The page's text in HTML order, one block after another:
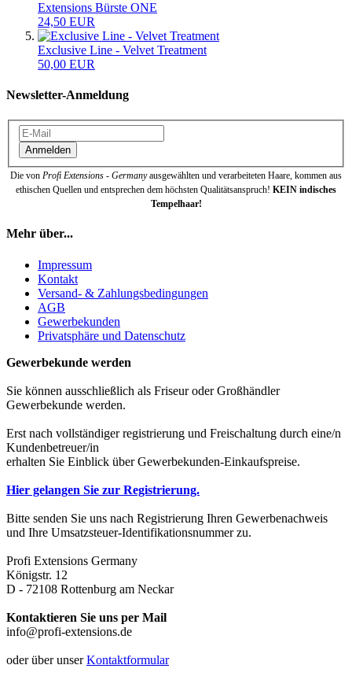
Extensions Bürste ONE
24,50 EUR
Exclusive Line - Velvet Treatment
50,00 EUR
Newsletter-Anmeldung
Anmelden
Die von Profi Extensions - Germanyausgewählten und verarbeiteten Haare, kommen aus
ethischen Quellen und entsprechen dem höchsten Qualitätsanspruch! KEIN indisches
Tempelhaar!
Mehr über...
Impressum
Kontakt
Versand- & Zahlungsbedingungen
AGB
Gewerbekunden
Privatsphäre und Datenschutz
Gewerbekunde werden
Sie können ausschließlich als Friseur oder Großhändler
Gewerbekunde werden.
Erst nach vollständiger registrierung und Freischaltung durch eine/n
Kundenbetreuer/in
erhalten Sie Einblick über Gewerbekunden-Einkaufspreise.
Hier gelangen Sie zur Registrierung.
Bitte senden Sie uns nach Registrierung Ihren Gewerbenachweis
und Ihre Umsatzsteuer-Identifikationsnummer zu.
Profi Extensions Germany
Königstr. 12
D - 72108 Rottenburg am Neckar
Kontaktieren Sie uns per Mail
info@profi-extensions.de
oder über unserKontaktformular